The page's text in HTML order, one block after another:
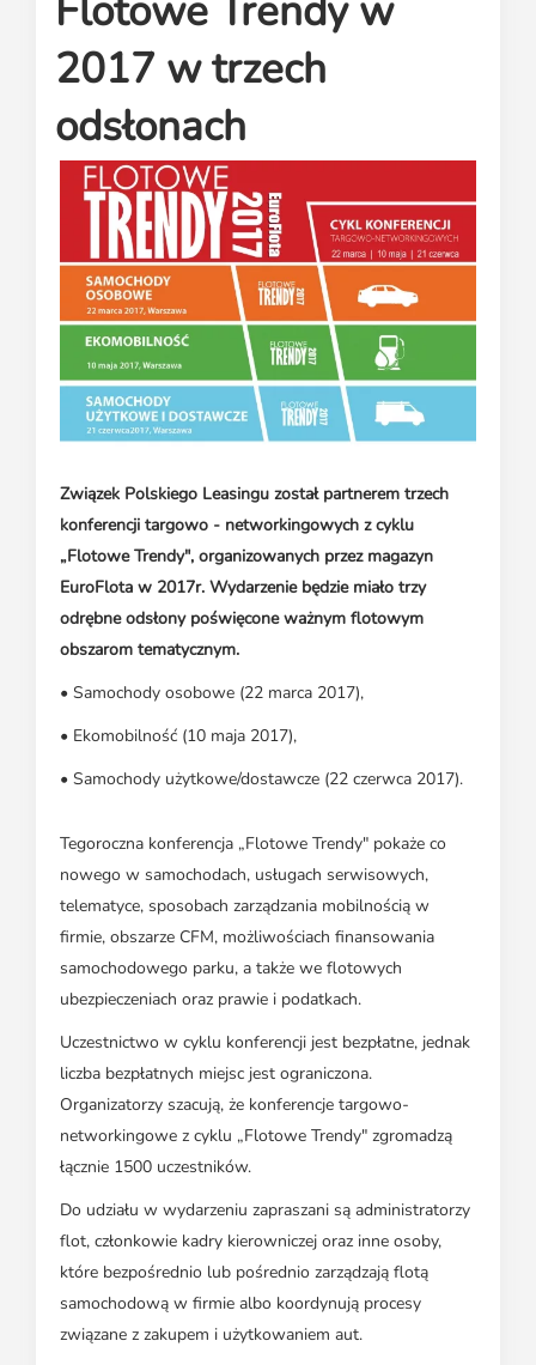
Partnerzy ZPL
Materiały do pobrania
Kontakt dla mediów
Klauzule informacyjne
Flotowe Trendy w
2017 w trzech
odsłonach
Związek Polskiego Leasingu został partnerem trzech
konferencji targowo - networkingowych z cyklu
„Flotowe Trendy", organizowanych przez magazyn
EuroFlota w 2017r. Wydarzenie będzie miało trzy
odrębne odsłony poświęcone ważnym flotowym
obszarom tematycznym.
• Samochody osobowe (22 marca 2017),
• Ekomobilność (10 maja 2017),
• Samochody użytkowe/dostawcze (22 czerwca 2017).
Tegoroczna konferencja „Flotowe Trendy" pokaże co
nowego w samochodach, usługach serwisowych,
telematyce, sposobach zarządzania mobilnością w
firmie, obszarze CFM, możliwościach finansowania
samochodowego parku, a także we flotowych
ubezpieczeniach oraz prawie i podatkach.
Uczestnictwo w cyklu konferencji jest bezpłatne, jednak
liczba bezpłatnych miejsc jest ograniczona.
Organizatorzy szacują, że konferencje targowo-
networkingowe z cyklu „Flotowe Trendy" zgromadzą
łącznie 1500 uczestników.
Do udziału w wydarzeniu zapraszani są administratorzy
flot, członkowie kadry kierowniczej oraz inne osoby,
które bezpośrednio lub pośrednio zarządzają flotą
samochodową w firmie albo koordynują procesy
związane z zakupem i użytkowaniem aut.